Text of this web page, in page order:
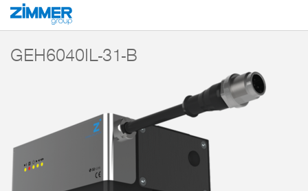
Start Produkte
GEH6040IL-31-B